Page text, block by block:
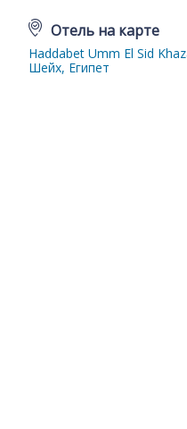
Отель на карте
Haddabet Umm El Sid
Шейх, Египет